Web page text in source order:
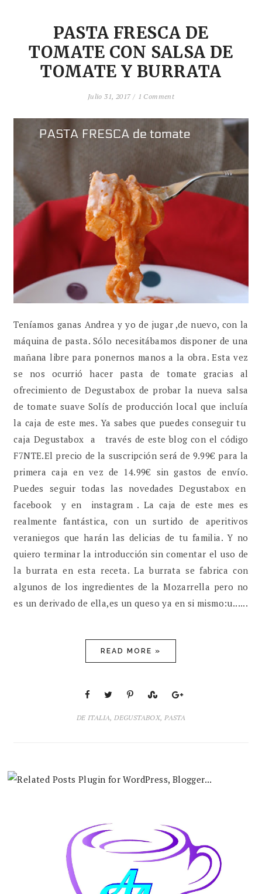
PASTA FRESCA DE
TOMATE CON SALSA DE
TOMATE Y BURRATA
Julio 31, 2017 / 1 Comment
Teníamos ganas Andrea y yo de jugar ,de nuevo, con la
máquina de pasta. Sólo necesitábamos disponer de una
mañana libre para ponernos manos a la obra. Esta vez
se nos ocurrió hacer pasta de tomate gracias al
ofrecimiento de Degustabox de probar la nueva salsa
de tomate suave Solís de producción local que incluía
la caja de este mes. Ya sabes que puedes conseguir tu
caja Degustabox a través de este blog con el código
F7NTE.El precio de la suscripción será de 9.99€ para la
primera caja en vez de 14.99€ sin gastos de envío.
Puedes seguir todas las novedades Degustabox en
facebook y en instagram . La caja de este mes es
realmente fantástica, con un surtido de aperitivos
veraniegos que harán las delicias de tu familia. Y no
quiero terminar la introducción sin comentar el uso de
la burrata en esta receta. La burrata se fabrica con
algunos de los ingredientes de la Mozarrella pero no
es un derivado de ella,es un queso ya en si mismo:u......
READ MORE »
DE ITALIA,DEGUSTABOX,PASTA